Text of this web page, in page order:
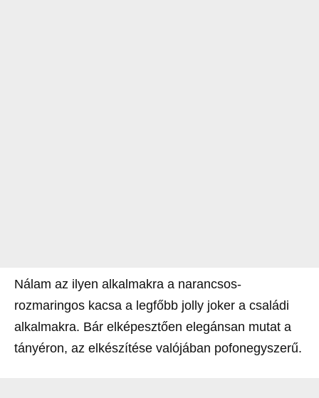
Nálam az ilyen alkalmakra a narancsos-
rozmaringos kacsa a legfőbb jolly joker a családi
alkalmakra. Bár elképesztően elegánsan mutat a
tányéron, az elkészítése valójában pofonegyszerű.